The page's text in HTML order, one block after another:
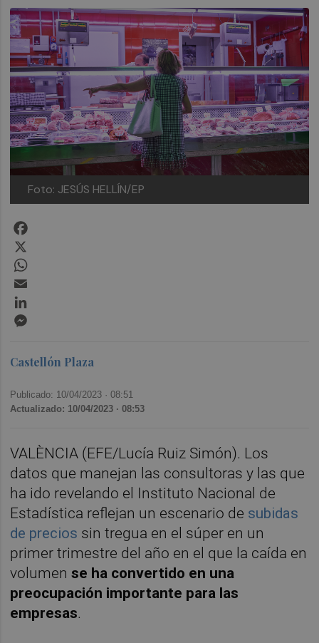
Foto: JESÚS HELLÍN/EP
Castellón Plaza
Publicado: 10/04/2023 ·08:51
Actualizado: 10/04/2023 · 08:53
VALÈNCIA (EFE/Lucía Ruiz Simón). Los
datos que manejan las consultoras y las que
ha ido revelando el Instituto Nacional de
Estadística reflejan un escenario de subidas
de precios sin tregua en el súper en un
primer trimestre del año en el que la caída en
volumense ha convertido en una
preocupación importante para las
empresas.